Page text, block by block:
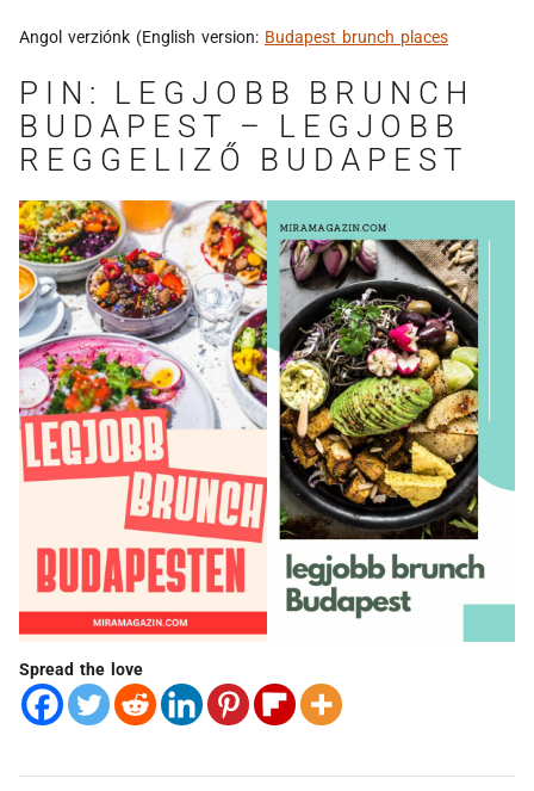
Angol verziónk (English version: Budapest brunch places
PIN: LEGJOBB BRUNCH
BUDAPEST – LEGJOBB
REGGELIZŐ BUDAPEST
Spread the love